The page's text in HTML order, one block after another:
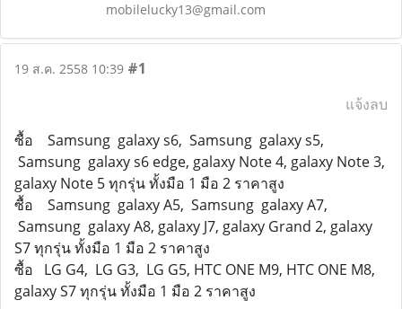
mobilelucky13@gmail.com
19 ส.ค. 2558 10:39 #1
แจ้งลบ
ซื้อ Samsung galaxy s6, Samsung galaxy s5,
Samsung galaxy s6 edge, galaxy Note 4, galaxy Note 3,
galaxy Note 5 ทุกรุ่น ทั้งมือ 1 มือ 2 ราคาสูง
ซื้อ Samsung galaxy A5, Samsung galaxy A7,
Samsung galaxy A8, galaxy J7, galaxy Grand 2, galaxy
S7 ทุกรุ่น ทั้งมือ 1 มือ 2 ราคาสูง
ซื้อ LG G4, LG G3, LG G5, HTC ONE M9, HTC ONE M8,
galaxy S7 ทุกรุ่น ทั้งมือ 1 มือ 2 ราคาสูง